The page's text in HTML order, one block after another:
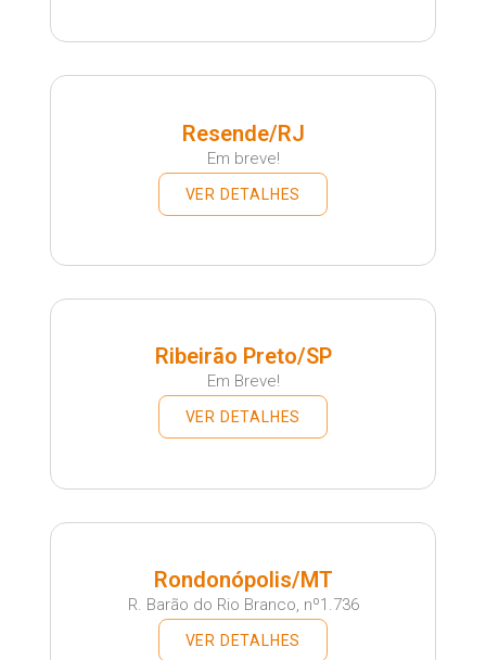
Resende/RJ
Em breve!
VER DETALHES
Ribeirão Preto/SP
Em Breve!
VER DETALHES
Rondonópolis/MT
R. Barão do Rio Branco, nº1.736
VER DETALHES